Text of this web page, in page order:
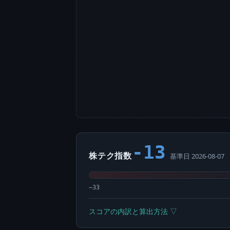
株テク指数 -13 基準日 2026-08-07
−33
スコアの内訳と算出方法 ▽